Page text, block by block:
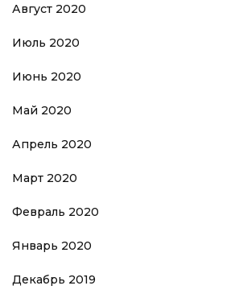
Август 2020
Июль 2020
Июнь 2020
Май 2020
Апрель 2020
Март 2020
Февраль 2020
Январь 2020
Декабрь 2019